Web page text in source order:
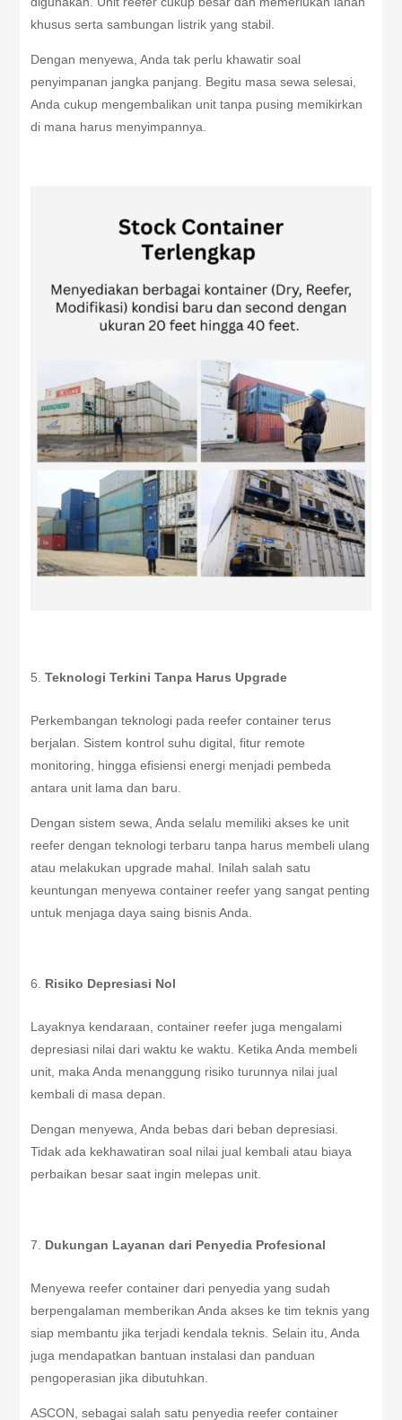
khusus serta sambungan listrik yang stabil.
Dengan menyewa, Anda tak perlu khawatir soal
penyimpanan jangka panjang. Begitu masa sewa selesai,
Anda cukup mengembalikan unit tanpa pusing memikirkan
di mana harus menyimpannya.
Teknologi Terkini Tanpa Harus Upgrade
Perkembangan teknologi pada reefer container terus
berjalan. Sistem kontrol suhu digital, fitur remote
monitoring, hingga efisiensi energi menjadi pembeda
antara unit lama dan baru.
Dengan sistem sewa, Anda selalu memiliki akses ke unit
reefer dengan teknologi terbaru tanpa harus membeli ulang
atau melakukan upgrade mahal. Inilah salah satu
keuntungan menyewa container reefer yang sangat penting
untuk menjaga daya saing bisnis Anda.
Risiko Depresiasi Nol
Layaknya kendaraan, container reefer juga mengalami
depresiasi nilai dari waktu ke waktu. Ketika Anda membeli
unit, maka Anda menanggung risiko turunnya nilai jual
kembali di masa depan.
Dengan menyewa, Anda bebas dari beban depresiasi.
Tidak ada kekhawatiran soal nilai jual kembali atau biaya
perbaikan besar saat ingin melepas unit.
Dukungan Layanan dari Penyedia Profesional
Menyewa reefer container dari penyedia yang sudah
berpengalaman memberikan Anda akses ke tim teknis yang
siap membantu jika terjadi kendala teknis. Selain itu, Anda
juga mendapatkan bantuan instalasi dan panduan
pengoperasian jika dibutuhkan.
ASCON, sebagai salah satu penyedia reefer container